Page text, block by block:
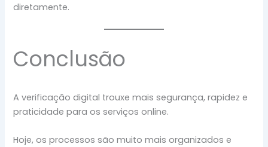
diretamente.
Conclusão
A verificação digital trouxe mais segurança, rapidez e
praticidade para os serviços online.
Hoje, os processos são muito mais organizados e